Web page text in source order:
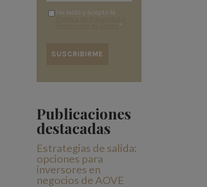
He leído y acepto la
*
Publicaciones
destacadas
Estrategias de salida:
opciones para
inversores en
negocios de AOVE